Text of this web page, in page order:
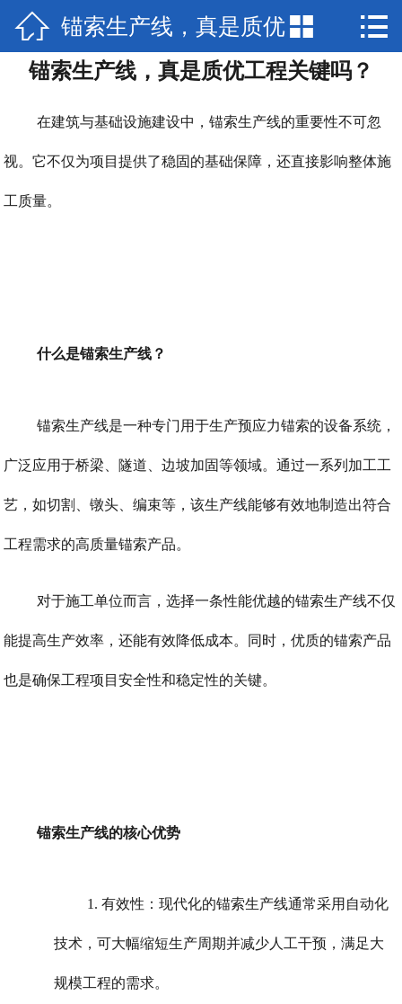
 网站首页
走进我们
产品中心
新闻资讯
 锚索生产线，真是质优
工程关键吗？
 
锚索生产线，真是质优工程关键吗？
在建筑与基础设施建设中，锚索生产线的重要性不可忽
视。它不仅为项目提供了稳固的基础保障，还直接影响整体施
工质量。
什么是锚索生产线？
锚索生产线是一种专门用于生产预应力锚索的设备系统，
广泛应用于桥梁、隧道、边坡加固等领域。通过一系列加工工
艺，如切割、镦头、编束等，该生产线能够有效地制造出符合
工程需求的高质量锚索产品。
对于施工单位而言，选择一条性能优越的锚索生产线不仅
能提高生产效率，还能有效降低成本。同时，优质的锚索产品
也是确保工程项目安全性和稳定性的关键。
锚索生产线的核心优势
1. 有效性：现代化的锚索生产线通常采用自动化
技术，可大幅缩短生产周期并减少人工干预，满足大
规模工程的需求。